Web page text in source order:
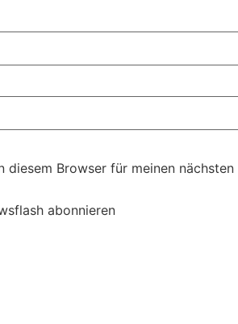
diesem Browser für meinen nächsten
abonnieren